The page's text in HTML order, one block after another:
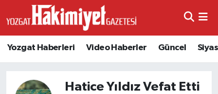
Yozgat Haberleri Video Haberler Güncel
Hatice Yıldız Vefat Etti